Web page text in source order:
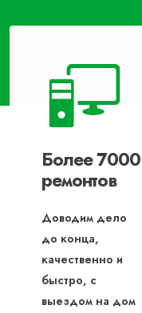
Более 7000
ремонтов
Доводим дело
до конца,
качественно и
быстро, с
выездом на дом